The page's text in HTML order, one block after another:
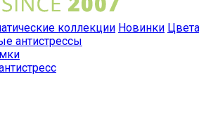
коллекции Новинки Цвета
антистрессы